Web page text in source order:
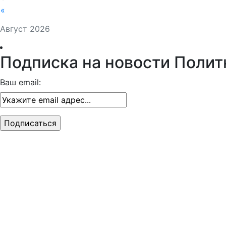
Август 2026
«
Подписка на новости
Ваш email: